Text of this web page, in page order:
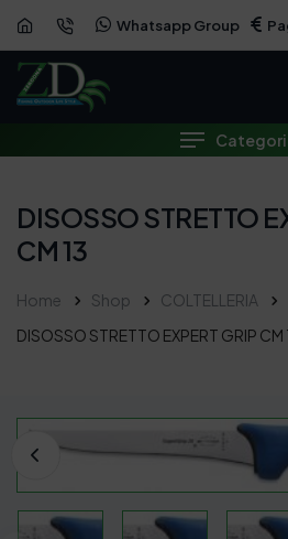
Whatsapp Group
DISOSSO STRETTO
CM 13
Home Shop COLTELLERIA
DISOSSO STRETTO EXPERT GRIP CM